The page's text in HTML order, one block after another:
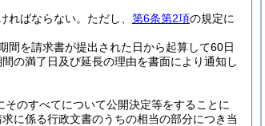
ればならない。 ただし、 第6条第2項の規定に
間を請求書が提出された日から起算して60日
の満了日及び延長の理由を書面により通知し
のすべてについて公開決定等をすることに
に係る行政文書のうちの相当の部分につき当